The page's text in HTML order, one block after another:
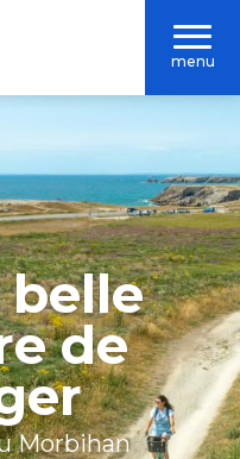
menu
belle
de
Morbihan